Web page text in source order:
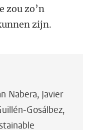
zou zo’n
zijn.
Nabera, Javier
Gosálbez,